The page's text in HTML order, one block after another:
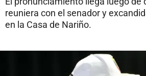
reuniera con el senador y
en la Casa de Nariño.